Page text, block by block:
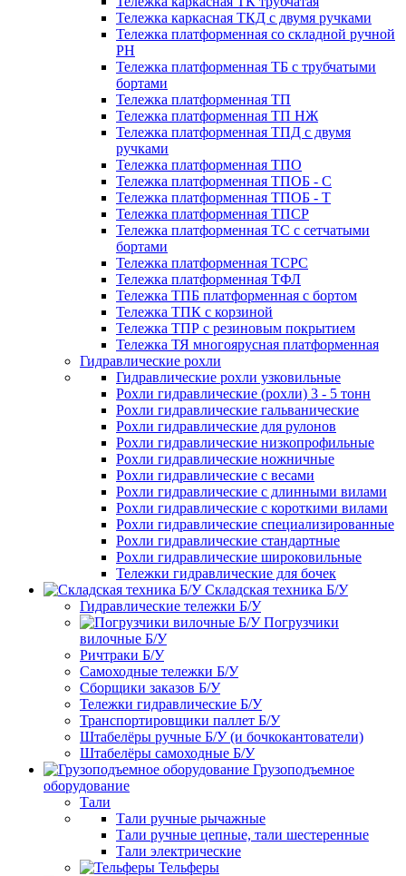
Тележка каркасная ТКД с двумя ручками
Тележка платформенная со складной ручной
PH
Тележка платформенная ТБ с трубчатыми
бортами
Тележка платформенная ТП
Тележка платформенная ТП НЖ
Тележка платформенная ТПД с двумя
ручками
Тележка платформенная ТПО
Тележка платформенная ТПОБ - С
Тележка платформенная ТПОБ - Т
Тележка платформенная ТПСР
Тележка платформенная ТС с сетчатыми
бортами
Тележка платформенная ТСРС
Тележка платформенная ТФЛ
Тележка ТПБ платформенная с бортом
Тележка ТПК с корзиной
Тележка ТПР с резиновым покрытием
Тележка ТЯ многоярусная платформенная
Гидравлические рохли
Гидравлические рохли узковильные
Рохли гидравлические (рохли) 3 - 5 тонн
Рохли гидравлические гальванические
Рохли гидравлические для рулонов
Рохли гидравлические низкопрофильные
Рохли гидравлические ножничные
Рохли гидравлические с весами
Рохли гидравлические с длинными вилами
Рохли гидравлические с короткими вилами
Рохли гидравлические специализированные
Рохли гидравлические стандартные
Рохли гидравлические широковильные
Тележки гидравлические для бочек
Складская техника Б/У
Гидравлические тележки Б/У
Погрузчики
вилочные Б/У
Ричтраки Б/У
Самоходные тележки Б/У
Сборщики заказов Б/У
Тележки гидравлические Б/У
Транспортировщики паллет Б/У
Штабелёры ручные Б/У (и бочкокантователи)
Штабелёры самоходные Б/У
Грузоподъемное
оборудование
Тали
Тали ручные рычажные
Тали ручные цепные, тали шестеренные
Тали электрические
Тельферы